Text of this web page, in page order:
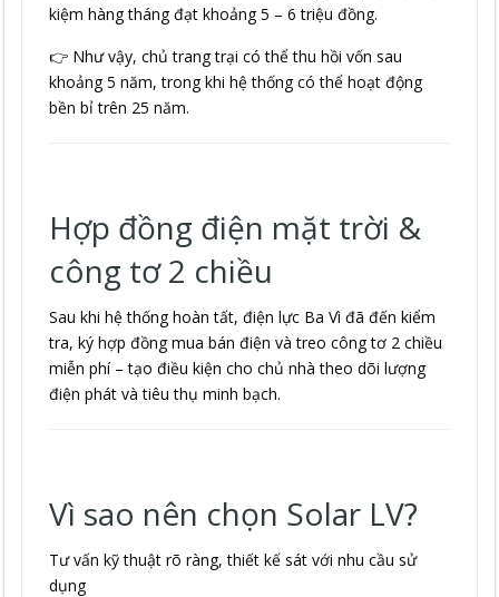
kiệm hàng tháng đạt khoảng 5 – 6 triệu đồng.
👉 Như vậy, chủ trang trại có thể thu hồi vốn sau
khoảng 5 năm, trong khi hệ thống có thể hoạt động
bền bỉ trên 25 năm.
Hợp đồng điện mặt trời &
công tơ 2 chiều
Sau khi hệ thống hoàn tất, điện lực Ba Vì đã đến kiểm
tra, ký hợp đồng mua bán điện và treo công tơ 2 chiều
miễn phí – tạo điều kiện cho chủ nhà theo dõi lượng
điện phát và tiêu thụ minh bạch.
Vì sao nên chọn Solar LV?
Tư vấn kỹ thuật rõ ràng, thiết kế sát với nhu cầu sử
dụng